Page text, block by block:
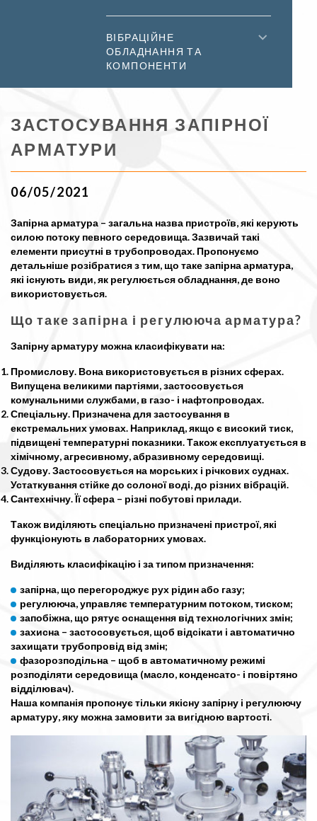
ВІБРАЦІЙНЕ
ОБЛАДНАННЯ ТА
КОМПОНЕНТИ
ЗАСТОСУВАННЯ ЗАПІРНОЇ
АРМАТУРИ
06/05/2021
Запірна арматура – загальна назва пристроїв, які керують
силою потоку певного середовища. Зазвичай такі
елементи присутні в трубопроводах. Пропонуємо
детальніше розібратися з тим, що таке запірна арматура,
які існують види, як регулюється обладнання, де воно
використовується.
Що таке запірна і регулююча арматура?
Запірну арматуру можна класифікувати на:
Промислову. Вона використовується в різних сферах.
Випущена великими партіями, застосовується
комунальними службами, в газо- і нафтопроводах.
Спеціальну. Призначена для застосування в
екстремальних умовах. Наприклад, якщо є високий тиск,
підвищені температурні показники. Також експлуатується в
хімічному, агресивному, абразивному середовищі.
Судову. Застосовується на морських і річкових суднах.
Устаткування стійке до солоної воді, до різних вібрацій.
Сантехнічну. Її сфера – різні побутові прилади.
Також виділяють спеціально призначені пристрої, які
функціонують в лабораторних умовах.
Виділяють класифікацію і за типом призначення:
запірна, що перегороджує рух рідин або газу;
регулююча, управляє температурним потоком, тиском;
запобіжна, що рятує оснащення від технологічних змін;
захисна – застосовується, щоб відсікати і автоматично
захищати трубопровід від змін;
фазорозподільна – щоб в автоматичному режимі
розподіляти середовища (масло, конденсато- і повіртяно
відділювач).
Наша компанія пропонує тільки якісну запірну і регулюючу
арматуру, яку можна замовити за вигідною вартості.